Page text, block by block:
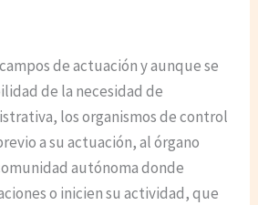
de actuación y aunque se
de la necesidad de
los organismos de control
a su actuación, al órgano
autónoma donde
o inicien su actividad, que